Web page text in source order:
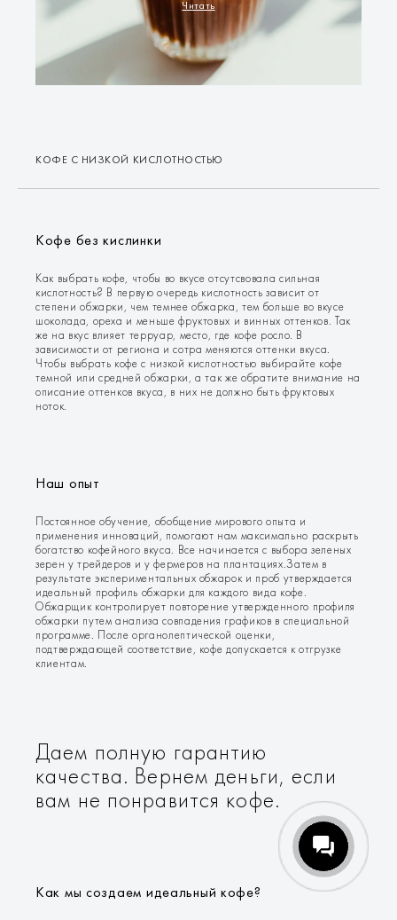
Читать
КОФЕ С НИЗКОЙ КИСЛОТНОСТЬЮ
Кофе без кислинки
Как выбрать кофе, чтобы во вкусе отсутсвовала сильная
кислотность? В первую очередь кислотность зависит от
степени обжарки, чем темнее обжарка, тем больше во вкусе
шоколада, ореха и меньше фруктовых и винных оттенков. Так
же на вкус влияет терруар, место, где кофе росло. В
зависимости от региона и сотра меняются оттенки вкуса.
Чтобы выбрать кофе с низкой кислотностью выбирайте кофе
темной или средней обжарки, а так же обратите внимание на
описание оттенков вкуса, в них не должно быть фруктовых
ноток.
Наш опыт
Постоянное обучение, обобщение мирового опыта и
применения инноваций, помогают нам максимально раскрыть
богатство кофейного вкуса. Все начинается с выбора зеленых
зерен у трейдеров и у фермеров на плантациях.Затем в
результате экспериментальных обжарок и проб утверждается
идеальный профиль обжарки для каждого вида кофе.
Обжарщик контролирует повторение утвержденного профиля
обжарки путем анализа совпадения графиков в специальной
программе. После органолептической оценки,
подтверждающей соответствие, кофе допускается к отгрузке
клиентам.
Даем полную гарантию
качества. Вернем деньги, если
вам не понравится кофе.
Как мы создаем идеальный кофе?